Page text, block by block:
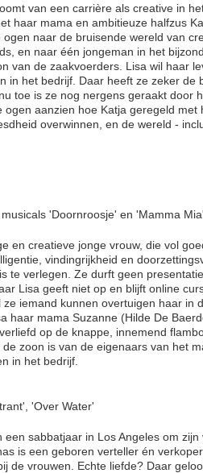
van een carrière als creative in
haar mama en ambitieuze halfzus
naar de bruisende wereld van
en naar één jongeman in het
van de zaakvoerders. Lisa wil haar
in het bedrijf. Daar heeft ze zeker de
toe is ze nog nergens geraakt door
aanzien hoe Katja geregeld met
overwinnen, en de wereld -
'Doornroosje' en 'Mamma Mia'
en creatieve jonge vrouw, die vol
vindingrijkheid en
te verlegen. Ze durft geen
Lisa geeft niet op en blijft online
iemand kunnen overtuigen haar in
haar mama Suzanne (Hilde De
op de knappe, innemend
zoon is van de eigenaars van het
in het bedrijf.
'Over Water'
sabbatjaar in Los Angeles om
is een geboren verteller én
de vrouwen. Echte liefde? Daar